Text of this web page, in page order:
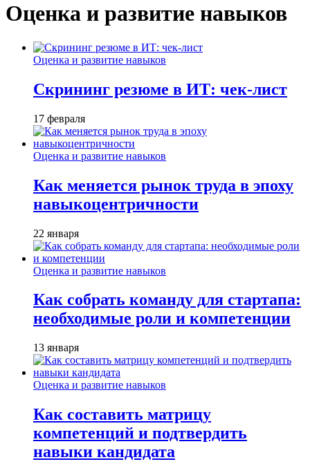
Оценка и развитие навыков
Оценка и развитие навыков
Скрининг резюме в ИТ: чек-лист
17 февраля
Оценка и развитие навыков
Как меняется рынок труда в эпоху
навыкоцентричности
22 января
Оценка и развитие навыков
Как собрать команду для стартапа:
необходимые роли и компетенции
13 января
Оценка и развитие навыков
Как составить матрицу
компетенций и подтвердить
навыки кандидата